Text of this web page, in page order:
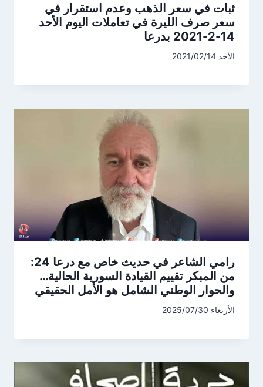
ثبات في سعر الذهب وعدم استقرار في
سعر صرف الليرة في تعاملات اليوم الأحد
14-2-2021 بدرعا
الأحد 2021/02/14
رامي الشاعر في حديث خاص مع درعا 24:
من المبكر تقييم القيادة السورية الحالية…
والحوار الوطني الشامل هو الأمل الحقيقي
الأربعاء 2025/07/30